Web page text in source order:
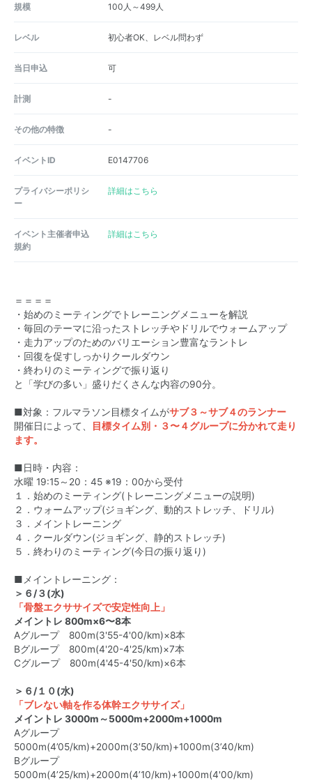
規模 100人～499人
レベル 初心者OK、レベル問わず
当日申込 可
計測 -
その他の特徴 -
イベントID E0147706
プライバシーポリシ
ー
詳細はこちら
イベント主催者申込
規約
詳細はこちら
＝＝＝＝
・始めのミーティングでトレーニングメニューを解説
・毎回のテーマに沿ったストレッチやドリルでウォームアップ
・走力アップのためのバリエーション豊富なラントレ
・回復を促すしっかりクールダウン
・終わりのミーティングで振り返り
と「学びの多い」盛りだくさんな内容の90分。
■対象：フルマラソン目標タイムがサブ３～サブ４のランナー
開催日によって、
目標タイム別・３〜４グループに分かれて走り
ます。
■日時・内容：
水曜 19:15～20：45 ※19：00から受付
１．始めのミーティング(トレーニングメニューの説明)
２．ウォームアップ(ジョギング、動的ストレッチ、ドリル)
３．メイントレーニング
４．クールダウン(ジョギング、静的ストレッチ)
５．終わりのミーティング(今日の振り返り)
■メイントレーニング：
＞６/３(水)
「骨盤エクササイズで安定性向上」
メイントレ 800m×6〜8本
Aグループ 800m(3'55-4'00/km)×8本
Bグループ 800m(4'20-4'25/km)×7本
Cグループ 800m(4'45-4'50/km)×6本
＞６/１０(水)
「ブレない軸を作る体幹エクササイズ」
メイントレ 3000m～5000m+2000m+1000m
Aグループ
5000m(4’05/km)+2000m(3’50/km)+1000m(3’40/km)
Bグループ
5000m(4’25/km)+2000m(4’10/km)+1000m(4'00/km)